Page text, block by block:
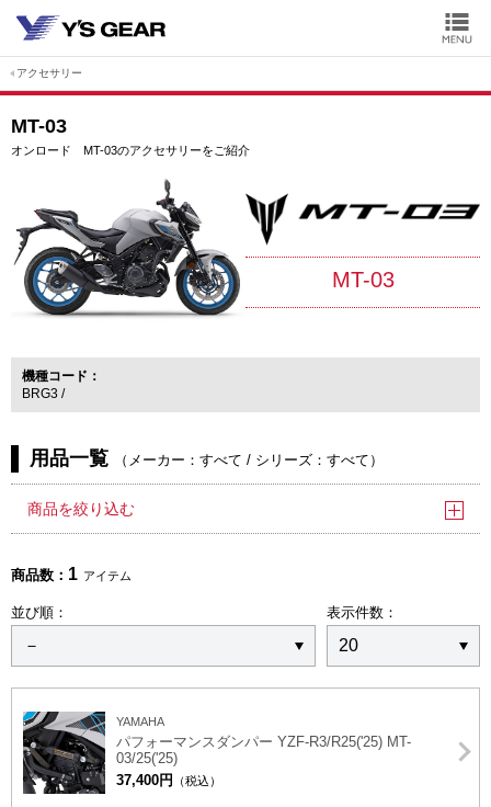
アクセサリー
MT-03
オンロード MT-03のアクセサリーをご紹介
MT-03
機種コード
BRG3
用品一覧 （ メーカー：すべて / シリーズ：すべて ）
商品を絞り込む
商品数： 1 アイテム
並び順： 表示件数：
YAMAHA
パフォーマンスダンパー YZF-R3/R25('25) MT-
03/25('25)
37,400円
（税込）